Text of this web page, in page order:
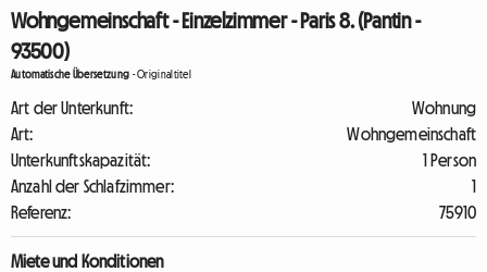
Wohngemeinschaft - Einzelzimmer - Paris 8. (Pantin -
93500)
Automatische Übersetzung -Originaltitel
Art der Unterkunft:
Wohnung
Art:
Wohngemeinschaft
Unterkunftskapazität:
1 Person
Anzahl der Schlafzimmer:
1
Referenz:
75910
Miete und Konditionen